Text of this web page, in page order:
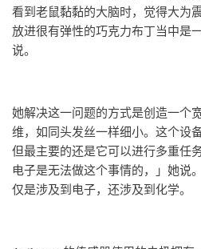
看到老鼠黏黏的大脑时，觉得大为
放进很有弹性的巧克力布丁当中是
说。
她解决这一问题的方式是创造一个
维，如同头发丝一样细小。这个设
但最主要的还是它可以进行多重任
电子是无法做这个事情的，」她说
仅是涉及到电子，还涉及到化学。